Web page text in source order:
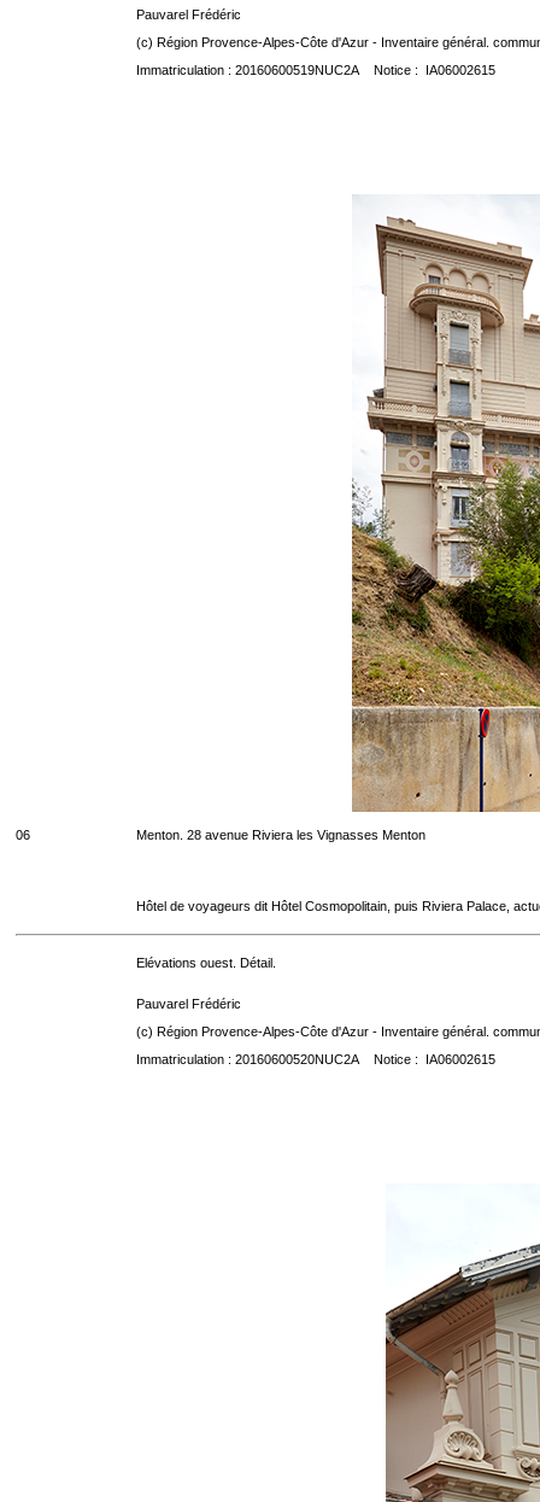
Pauvarel Frédéric
(c) Région Provence-Alpes-Côte d'Azur - Inventaire général.
Immatriculation : 20160600519NUC2A Notice : IA06002615
06 Menton. 28 avenue Riviera les Vignasses Menton
Hôtel de voyageurs dit Hôtel Cosmopolitain, puis Riviera Palace,
Elévations ouest. Détail.
Pauvarel Frédéric
(c) Région Provence-Alpes-Côte d'Azur - Inventaire général.
Immatriculation : 20160600520NUC2A Notice : IA06002615